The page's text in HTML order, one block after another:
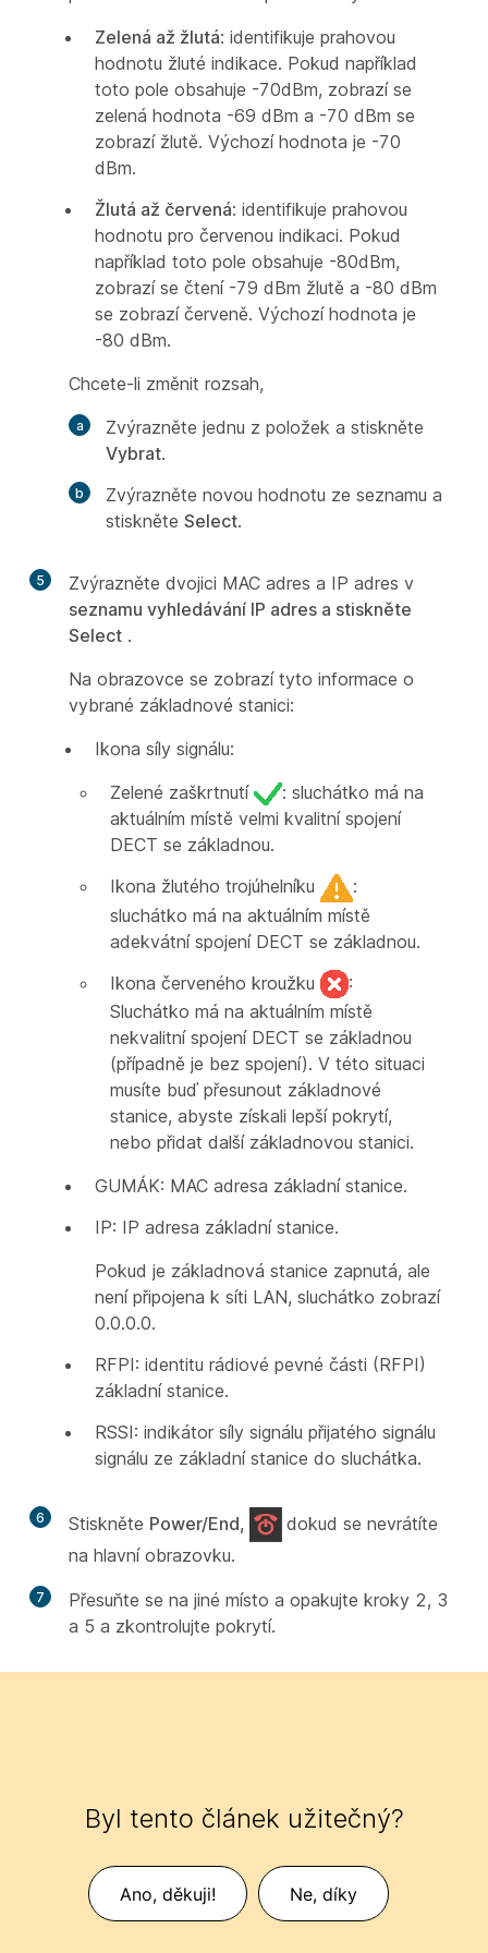
Zelená až žlutá: identifikuje prahovou
hodnotu žluté indikace. Pokud například
toto pole obsahuje -70dBm, zobrazí se
zelená hodnota -69 dBm a -70 dBm se
zobrazí žlutě. Výchozí hodnota je -70
dBm.
Žlutá až červená: identifikuje prahovou
hodnotu pro červenou indikaci. Pokud
například toto pole obsahuje -80dBm,
zobrazí se čtení -79 dBm žlutě a -80 dBm
se zobrazí červeně. Výchozí hodnota je
-80 dBm.
Chcete-li změnit rozsah,
Zvýrazněte jednu z položek a stiskněte
Vybrat.
Zvýrazněte novou hodnotu ze seznamu a
stiskněte Select.
5
Zvýrazněte dvojici MAC adres a IP adres v
seznamu vyhledávání IP adres a stiskněte
Select .
Na obrazovce se zobrazí tyto informace o
vybrané základnové stanici:
Ikona síly signálu:
Zelené zaškrtnutí
: sluchátko má na
aktuálním místě velmi kvalitní spojení
DECT se základnou.
Ikona žlutého trojúhelníku
:
sluchátko má na aktuálním místě
adekvátní spojení DECT se základnou.
Ikona červeného kroužku
:
Sluchátko má na aktuálním místě
nekvalitní spojení DECT se základnou
(případně je bez spojení). V této situaci
musíte buď přesunout základnové
stanice, abyste získali lepší pokrytí,
nebo přidat další základnovou stanici.
GUMÁK: MAC adresa základní stanice.
IP: IP adresa základní stanice.
Pokud je základnová stanice zapnutá, ale
není připojena k síti LAN, sluchátko zobrazí
0.0.0.0.
RFPI: identitu rádiové pevné části (RFPI)
základní stanice.
RSSI: indikátor síly signálu přijatého signálu
signálu ze základní stanice do sluchátka.
6 Stiskněte Power/End,
dokud se nevrátíte
na hlavní obrazovku.
7
Přesuňte se na jiné místo a opakujte kroky 2, 3
a 5 a zkontrolujte pokrytí.
Byl tento článek užitečný?
Ano, děkuji! Ne, díky